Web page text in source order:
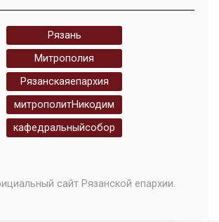
Рязань
Митрополия
Рязанскаяепархия
митрополитНикодим
кафедральныйсобор
сайт Рязанской епархии.